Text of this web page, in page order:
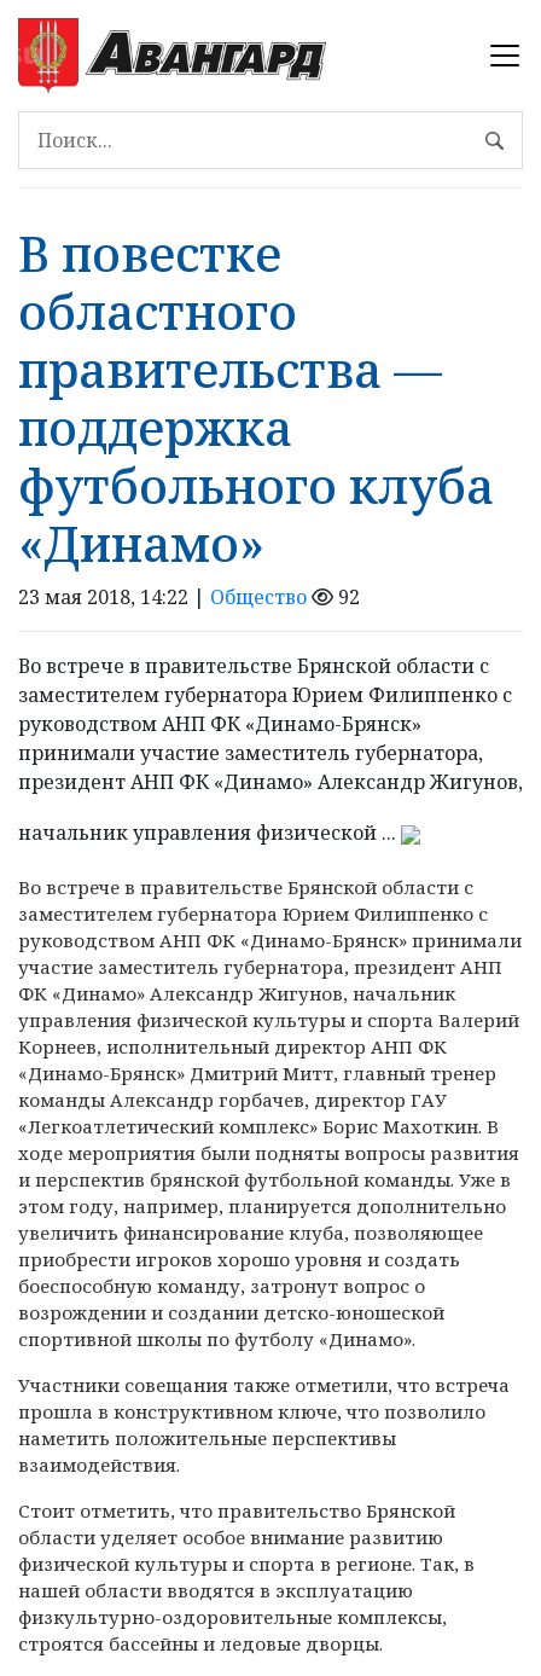
В повестке
областного
правительства —
поддержка
футбольного клуба
«Динамо»
23 мая 2018, 14:22 | Общество 92
Во встрече в правительстве Брянской области с
заместителем губернатора Юрием Филиппенко с
руководством АНП ФК «Динамо-Брянск»
принимали участие заместитель губернатора,
президент АНП ФК «Динамо» Александр Жигунов,
начальник управления физической ...
Во встрече в правительстве Брянской области с
заместителем губернатора Юрием Филиппенко с
руководством АНП ФК «Динамо-Брянск» принимали
участие заместитель губернатора, президент АНП
ФК «Динамо» Александр Жигунов, начальник
управления физической культуры и спорта Валерий
Корнеев, исполнительный директор АНП ФК
«Динамо-Брянск» Дмитрий Митт, главный тренер
команды Александр горбачев, директор ГАУ
«Легкоатлетический комплекс» Борис Махоткин. В
ходе мероприятия были подняты вопросы развития
и перспектив брянской футбольной команды. Уже в
этом году, например, планируется дополнительно
увеличить финансирование клуба, позволяющее
приобрести игроков хорошо уровня и создать
боеспособную команду, затронут вопрос о
возрождении и создании детско-юношеской
спортивной школы по футболу «Динамо».
Участники совещания также отметили, что встреча
прошла в конструктивном ключе, что позволило
наметить положительные перспективы
взаимодействия.
Стоит отметить, что правительство Брянской
области уделяет особое внимание развитию
физической культуры и спорта в регионе. Так, в
нашей области вводятся в эксплуатацию
физкультурно-оздоровительные комплексы,
строятся бассейны и ледовые дворцы.